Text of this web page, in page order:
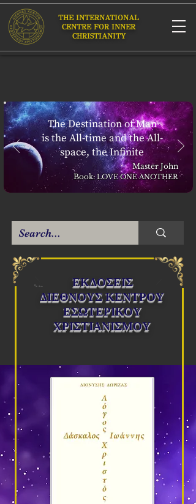
THE INTERNATIONAL
CENTRE FOR INNER
CHRISTIANITY
The Destination of Man
is the All-time and the All-
space, the Infinite
Master John
Book: LOVE ONE ANOTHER
ΔΙΕΘΝΟΥΣ ΚΕΝΤΡΟΥ
ΕΣΩΤΕΡΙΚΟΥ
ΧΡΙΣΤΙΑΝΙΣΜΟΥ
ΕΚΔΟΣΕΙΣ